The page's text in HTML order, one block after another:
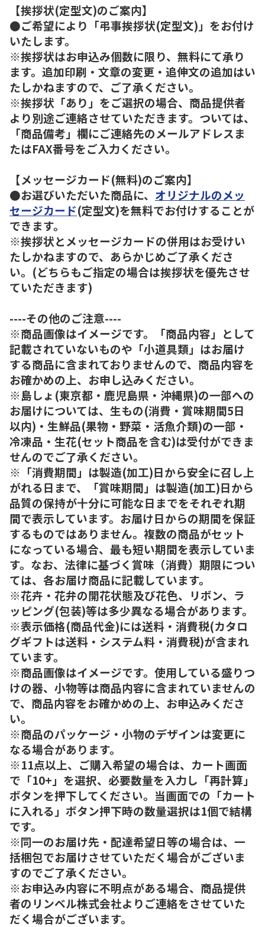
【挨拶状(定型文)のご案内】
●ご希望により「弔事挨拶状(定型文)」をお付け
いたします。
※挨拶状はお申込み個数に限り、無料にて承り
ます。追加印刷・文章の変更・追伸文の追加はい
たしかねますので、ご了承ください。
※挨拶状「あり」をご選択の場合、商品提供者
より別途ご連絡させていただきます。ついては、
「商品備考」欄にご連絡先のメールアドレスま
たはFAX番号をご入力ください。
【メッセージカード(無料)のご案内】
●お選びいただいた商品に、 オリジナルのメッ
セージカード(定型文)を無料でお付けすることが
できます。
※挨拶状とメッセージカードの併用はお受けい
たしかねますので、あらかじめご了承くださ
い。(どちらもご指定の場合は挨拶状を優先させ
ていただきます)
----その他のご注意----
※商品画像はイメージです。「商品内容」として
記載されていないものや「小道具類」はお届け
する商品に含まれておりませんので、商品内容を
お確かめの上、お申し込みください。
※島しょ(東京都・鹿児島県・沖縄県)の一部への
お届けについては、生もの(消費・賞味期間5日
以内)・生鮮品(果物・野菜・活魚介類)の一部・
冷凍品・生花(セット商品を含む)は受付ができま
せんのでご了承ください。
※「消費期間」は製造(加工)日から安全に召し上
がれる日まで、「賞味期間」は製造(加工)日から
品質の保持が十分に可能な日までをそれぞれ期
間で表示しています。お届け日からの期間を保証
するものではありません。複数の商品がセット
になっている場合、最も短い期間を表示していま
す。なお、法律に基づく賞味（消費）期限につい
ては、各お届け商品に記載しています。
※花卉・花弁の開花状態及び花色、リボン、ラ
ッピング(包装)等は多少異なる場合があります。
※表示価格(商品代金)には送料・消費税(カタロ
グギフトは送料・システム料・消費税)が含まれ
ています。
※商品画像はイメージです。使用している盛りつ
けの器、小物等は商品内容に含まれていませんの
で、商品内容をお確かめの上、お申込みくださ
い。
※商品のパッケージ・小物のデザインは変更に
なる場合があります。
※11点以上、ご購入希望の場合は、カート画面
で「10+」を選択、必要数量を入力し「再計算」
ボタンを押下してください。当画面での「カート
に入れる」ボタン押下時の数量選択は1個で結構
です。
※同一のお届け先・配達希望日等の場合は、一
括梱包でお届けさせていただく場合がございま
すのでご了承ください。
※お申込み内容に不明点がある場合、商品提供
者のリンベル株式会社よりご連絡をさせていた
だく場合がございます。